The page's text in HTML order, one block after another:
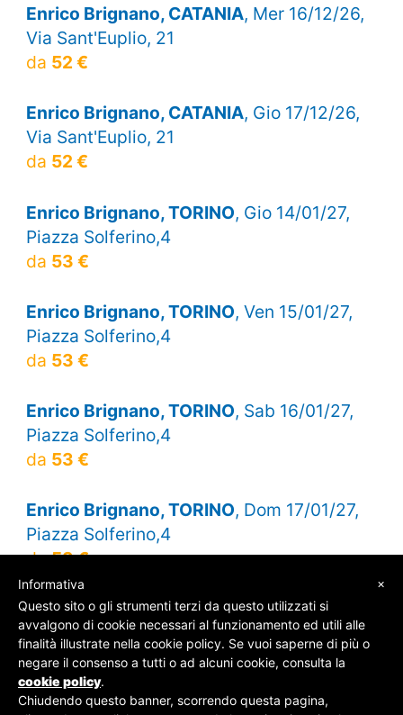
Enrico Brignano, CATANIA, Mer 16/12/26,
Via Sant'Euplio, 21
da 52 €
Enrico Brignano, CATANIA, Gio 17/12/26,
Via Sant'Euplio, 21
da 52 €
Enrico Brignano, TORINO, Gio 14/01/27,
Piazza Solferino,4
da 53 €
Enrico Brignano, TORINO, Ven 15/01/27,
Piazza Solferino,4
da 53 €
Enrico Brignano, TORINO, Sab 16/01/27,
Piazza Solferino,4
da 53 €
Enrico Brignano, TORINO, Dom 17/01/27,
Piazza Solferino,4
da53 €
© SOS Biglietti - P.Iva 09162100961 -Chi Siamo
Contatti-Privacy Policy
×
Informativa
Questo sito o gli strumenti terzi da questo utilizzati si
avvalgono di cookie necessari al funzionamento ed utili alle
finalità illustrate nella cookie policy. Se vuoi saperne di più o
negare il consenso a tutti o ad alcuni cookie, consulta la
cookie policy.
Chiudendo questo banner, scorrendo questa pagina,